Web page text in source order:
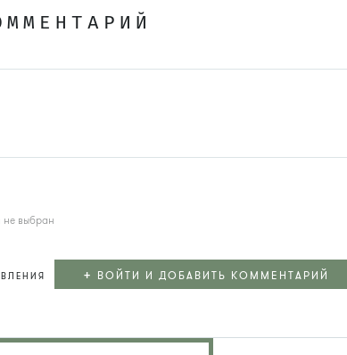
выбран
+ ВОЙТИ И ДОБАВИТЬ КОММЕНТАРИЙ